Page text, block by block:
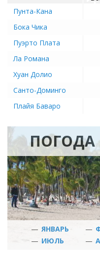
Пунта-Кана
Бока Чика
Пуэрто Плата
Ла Романа
Хуан Долио
Санто-Доминго
Плайя Баваро
ПОГОДА
— ЯНВАРЬ —
— ИЮЛЬ —